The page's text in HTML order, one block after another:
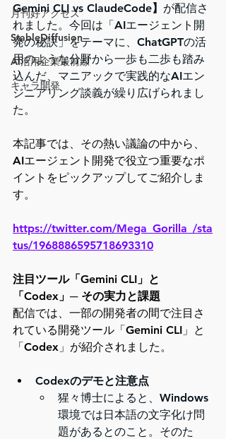
月刊好アクセス
StableDiffusion
AI活用企業最前線
キャラ開発
Gemini CLI vs ClaudeCode】 が配信さ
れました。今回は「AIエージェント開
発の秘訣」をテーマに、ChatGPTの活
用のような分野から一歩も二歩も踏み
込んだ、マニアックで実践的なAIエン
ジニアリング談義が繰り広げられまし
た。
本記事では、その熱い議論の中から、
AIエージェント開発で役立つ重要なポ
イントをピックアップしてご紹介しま
す。
https://twitter.com/Mega_Gorilla_/sta
tus/1968886595718693310
注目ツール「Gemini CLI」と
「Codex」─ その実力と課題
配信では、一部の開発者の間で注目さ
れている開発ツール「Gemini CLI」と
「Codex」が紹介されました。
Codexのデモと注意点
猩々博士によると、Windows
環境では日本語の文字化け問
題があるとのこと。そのた